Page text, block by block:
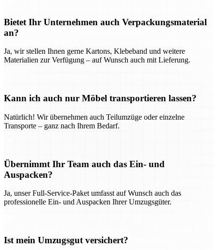
Bietet Ihr Unternehmen auch Verpackungsmaterial
an?
Ja, wir stellen Ihnen gerne Kartons, Klebeband und weitere
Materialien zur Verfügung – auf Wunsch auch mit Lieferung.
Kann ich auch nur Möbel transportieren lassen?
Natürlich! Wir übernehmen auch Teilumzüge oder einzelne
Transporte – ganz nach Ihrem Bedarf.
Übernimmt Ihr Team auch das Ein- und
Auspacken?
Ja, unser Full-Service-Paket umfasst auf Wunsch auch das
professionelle Ein- und Auspacken Ihrer Umzugsgüter.
Ist mein Umzugsgut versichert?